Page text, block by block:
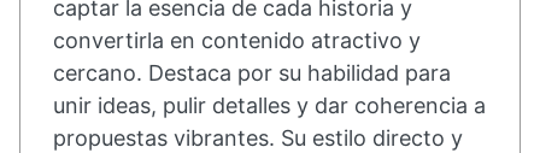
captar la esencia de cada historia y
convertirla en contenido atractivo y
cercano. Destaca por su habilidad para
unir ideas, pulir detalles y dar coherencia a
propuestas vibrantes. Su estilo directo y